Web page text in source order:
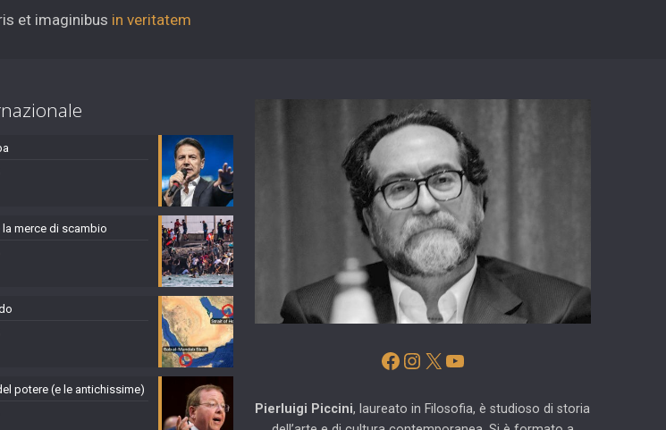
et imaginibus in veritatem
la merce di scambio
potere (e le antichissime)
Facebook
Instagram
X YouTube
Pierluigi Piccini, laureato in Filosofia, è studioso di storia